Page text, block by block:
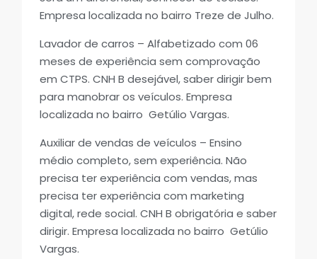
Empresa localizada no bairro Treze de Julho.
Lavador de carros – Alfabetizado com 06
meses de experiência sem comprovação
em CTPS. CNH B desejável, saber dirigir bem
para manobrar os veículos. Empresa
localizada no bairro Getúlio Vargas.
Auxiliar de vendas de veículos – Ensino
médio completo, sem experiência. Não
precisa ter experiência com vendas, mas
precisa ter experiência com marketing
digital, rede social. CNH B obrigatória e saber
dirigir. Empresa localizada no bairro Getúlio
Vargas.